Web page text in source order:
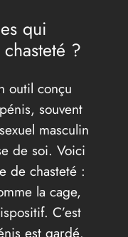
qui
?
outil conçu
souvent
masculin
de soi. Voici
de chasteté :
la cage,
C’est
est gardé.